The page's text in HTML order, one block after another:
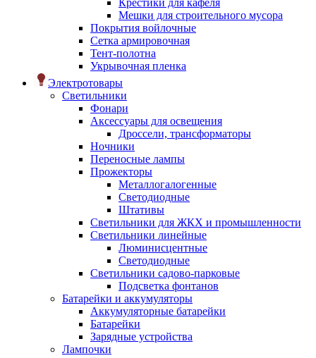
Крестики для кафеля
Мешки для строительного мусора
Покрытия войлочные
Сетка армировочная
Тент-полотна
Укрывочная пленка
Электротовары
Светильники
Фонари
Аксессуары для освещения
Дроссели, трансформаторы
Ночники
Переносные лампы
Прожекторы
Металлогалогенные
Светодиодные
Штативы
Светильники для ЖКХ и промышленности
Светильники линейные
Люминисцентные
Светодиодные
Светильники садово-парковые
Подсветка фонтанов
Батарейки и аккумуляторы
Аккумуляторные батарейки
Батарейки
Зарядные устройства
Лампочки